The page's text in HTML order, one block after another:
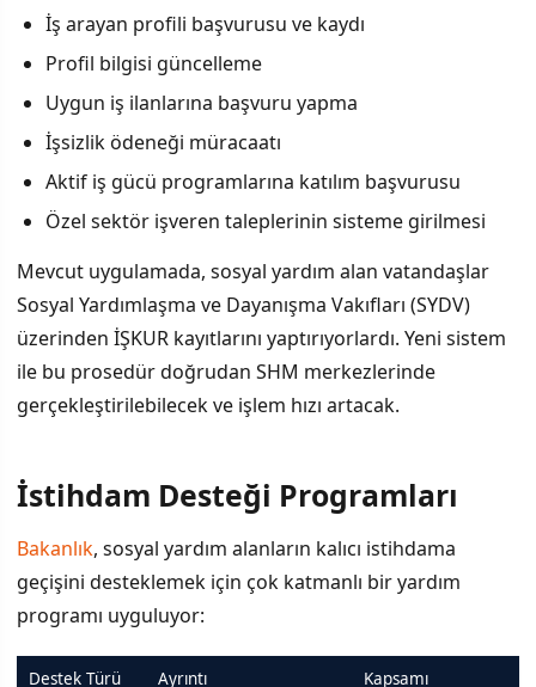
İş arayan profili başvurusu ve kaydı
Profil bilgisi güncelleme
Uygun iş ilanlarına başvuru yapma
İşsizlik ödeneği müracaatı
Aktif iş gücü programlarına katılım başvurusu
Özel sektör işveren taleplerinin sisteme girilmesi
Mevcut uygulamada, sosyal yardım alan vatandaşlar
Sosyal Yardımlaşma ve Dayanışma Vakıfları (SYDV)
üzerinden İŞKUR kayıtlarını yaptırıyorlardı. Yeni sistem
ile bu prosedür doğrudan SHM merkezlerinde
gerçekleştirilebilecek ve işlem hızı artacak.
İstihdam Desteği Programları
Bakanlık, sosyal yardım alanların kalıcı istihdama
geçişini desteklemek için çok katmanlı bir yardım
programı uyguluyor:
Destek Türü Ayrıntı Kapsamı